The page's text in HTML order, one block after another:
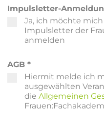
Impulsletter-
Ja, ich möchte
Impulsletter der
anmelden
AGB *
Hiermit melde ich
ausgewählten
die Allgemeinen